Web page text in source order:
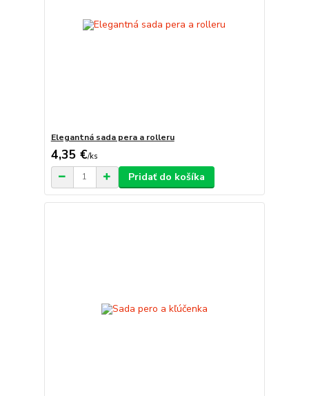
Elegantná sada pera a rolleru
4,35 €/ks
Pridať do košíka